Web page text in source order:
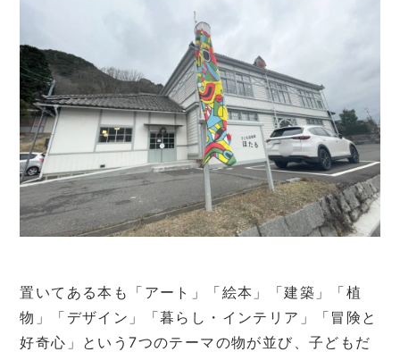
置いてある本も「アート」「絵本」「建築」「植
物」「デザイン」「暮らし・インテリア」「冒険と
好奇心」という7つのテーマの物が並び、子どもだ